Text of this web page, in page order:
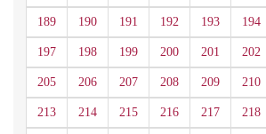
189 190 191 192 193 194
197 198 199 200 201 202
205 206 207 208 209 210
213 214 215 216 217 218